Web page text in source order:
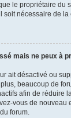
le propriétaire du
soit nécessaire de la
mais ne peux à
ait désactivé ou
beaucoup de
afin de réduire
vous de nouveau
forum.